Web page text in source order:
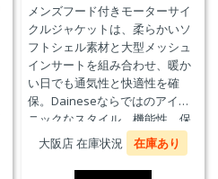
メンズフード付きモーターサイ
クルジャケットは、柔らかいソ
フトシェル素材と大型メッシュ
インサートを組み合わせ、暖か
い日でも通気性と快適性を確
保。Daineseならではのアイコ
ニックなスタイル、機能性、保
護性能を兼ね備え、郊外でのツ
ーリングや都市での通勤に最適
大阪店 在庫状況 在庫あり